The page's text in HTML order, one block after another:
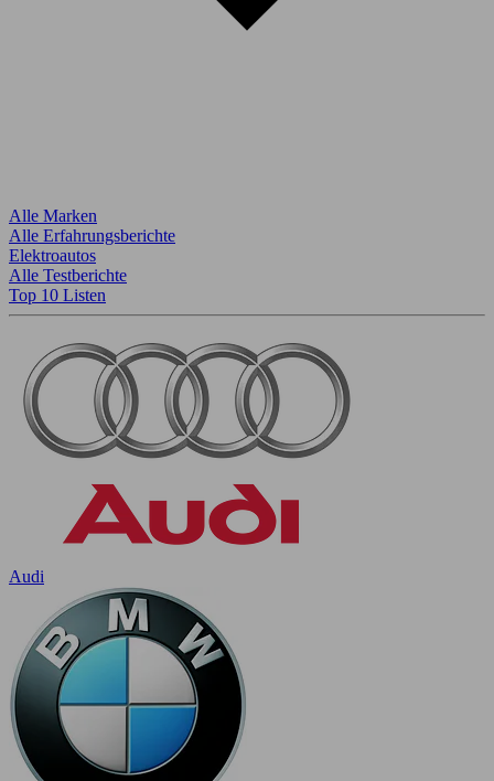
Alle Marken
Alle Erfahrungsberichte
Elektroautos
Alle Testberichte
Top 10 Listen
Audi